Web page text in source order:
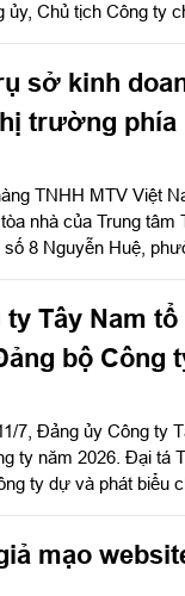
Chủ tịch Công ty
sở kinh
trường phía
TNHH MTV Việt
nhà của Trung tâm
8 Nguyễn Huệ,
Thành phố. Đây
vinh dự mang tên
Thương mại cổ
Tây Nam
bộ Công
7, Đảng ủy Công ty
ty năm 2026. Đại tá
ty dự và phát biểu
mạo